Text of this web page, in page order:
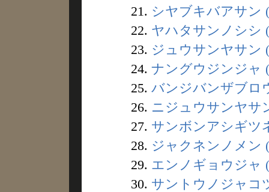
21. シヤブキバアサン
22. ヤハタサンノシシ
23. ジュウサンヤサン
24. ナングウジンジャ
25. バンジバンザブロ
26. ニジュウサンヤサ
27. サンボンアシギツ
28. ジャクネンノメン
29. エンノギョウジャ
30. サントウノジャコ